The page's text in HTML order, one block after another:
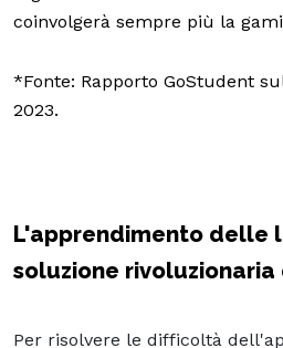
coinvolgerà sempre più la
*Fonte: Rapporto GoStudent
2023.
L'apprendimento delle
soluzione rivoluzionaria
Per risolvere le difficoltà